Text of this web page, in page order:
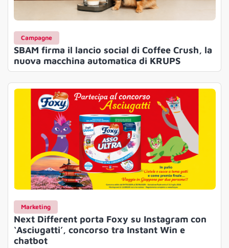
Campagne
SBAM firma il lancio social di Coffee Crush, la
nuova macchina automatica di KRUPS
Marketing
Next Different porta Foxy su Instagram con
‘Asciugatti’, concorso tra Instant Win e
chatbot